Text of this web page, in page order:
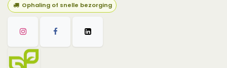
Ophaling of snelle bezorging